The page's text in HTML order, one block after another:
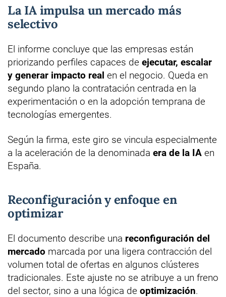
La IA impulsa un mercado más
selectivo
El informe concluye que las empresas están
priorizando perfiles capaces de ejecutar, escalar
y generar impacto real en el negocio. Queda en
segundo plano la contratación centrada en la
experimentación o en la adopción temprana de
tecnologías emergentes.
Según la firma, este giro se vincula especialmente
a la aceleración de la denominada era de la IA en
España.
Reconfiguración y enfoque en
optimizar
El documento describe una reconfiguración del
mercado marcada por una ligera contracción del
volumen total de ofertas en algunos clústeres
tradicionales. Este ajuste no se atribuye a un freno
del sector, sino a una lógica de optimización.